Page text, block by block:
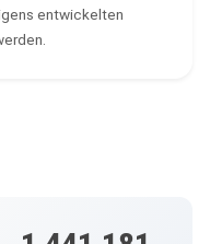
entwickelten